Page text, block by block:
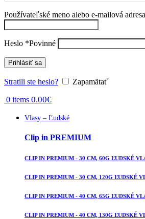
Používateľské meno alebo e-mailová adresa
Heslo *Povinné
Prihlásiť sa
Stratili ste heslo? Zapamätať
0 items 0.00€
Vlasy – Ľudské
Clip in PREMIUM
CLIP IN PREMIUM - 30 CM, 60G ĽUDSKÉ
CLIP IN PREMIUM - 30 CM, 120G ĽUDSKÉ
CLIP IN PREMIUM - 40 CM, 65G ĽUDSKÉ
CLIP IN PREMIUM - 40 CM, 130G ĽUDSKÉ